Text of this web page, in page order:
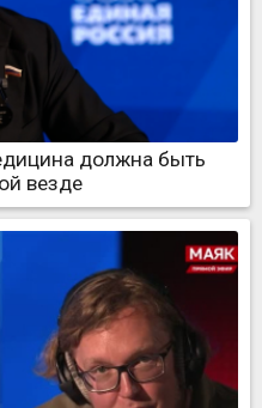
должна быть
везде